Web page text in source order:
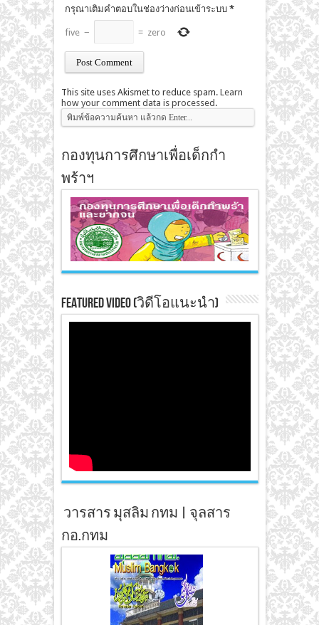
กรุณาเติมคำตอบในช่องว่างก่อนเข้าระบบ*
five − = zero
This site uses Akismet to reduce spam. Learn
how your comment data is processed .
กองทุนการศึกษาเพื่อเด็กกำ
พร้าฯ
Featured Video (วิดีโอแนะนำ)
วารสาร มุสลิม กทม | จุลสาร
กอ.กทม